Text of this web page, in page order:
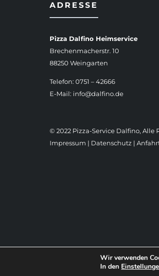
ADRESSE
Pizza Dalfino Heimservice
Brechenmacherstr. 10
88250 Weingarten
Telefon: 0751 – 42666
E-Mail: info@dalfino.de
© 2022 Pizza-Service Dalfino, Alle
Impressum | Datenschutz |
Wir verwenden
In den